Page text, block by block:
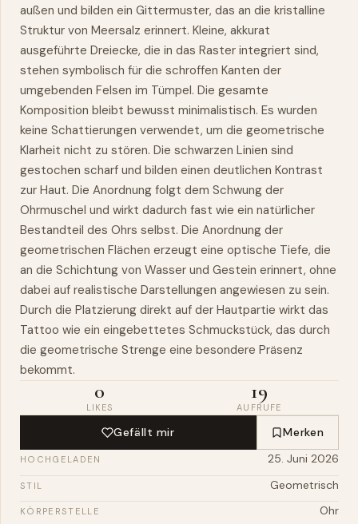
außen und bilden ein Gittermuster, das an die kristalline
Struktur von Meersalz erinnert. Kleine, akkurat
ausgeführte Dreiecke, die in das Raster integriert sind,
stehen symbolisch für die schroffen Kanten der
umgebenden Felsen im Tümpel. Die gesamte
Komposition bleibt bewusst minimalistisch. Es wurden
keine Schattierungen verwendet, um die geometrische
Klarheit nicht zu stören. Die schwarzen Linien sind
gestochen scharf und bilden einen deutlichen Kontrast
zur Haut. Die Anordnung folgt dem Schwung der
Ohrmuschel und wirkt dadurch fast wie ein natürlicher
Bestandteil des Ohrs selbst. Die Anordnung der
geometrischen Flächen erzeugt eine optische Tiefe, die
an die Schichtung von Wasser und Gestein erinnert, ohne
dabei auf realistische Darstellungen angewiesen zu sein.
Durch die Platzierung direkt auf der Hautpartie wirkt das
Tattoo wie ein eingebettetes Schmuckstück, das durch
die geometrische Strenge eine besondere Präsenz
bekommt.
0
LIKES
19
AUFRUFE
Gefällt mir Merken
HOCHGELADEN 25. Juni 2026
STIL Geometrisch
KÖRPERSTELLE Ohr